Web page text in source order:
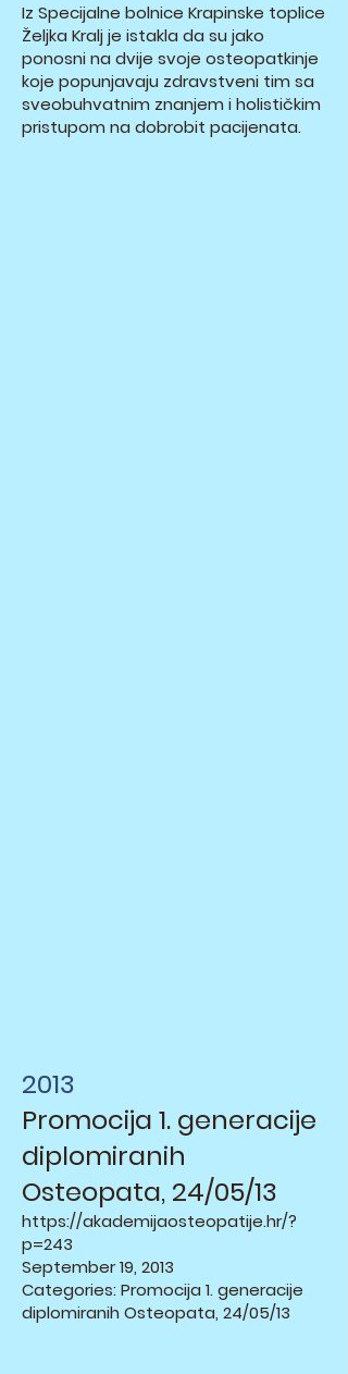
Iz Specijalne bolnice Krapinske toplice
Željka Kralj je istakla da su jako
ponosni na dvije svoje osteopatkinje
koje popunjavaju zdravstveni tim sa
sveobuhvatnim znanjem i holističkim
pristupom na dobrobit pacijenata.
2013
Promocija 1. generacije
diplomiranih
Osteopata, 24/05/13
https://akademijaosteopatije.hr/?
p=243
September 19, 2013
Categories: Promocija 1. generacije
diplomiranih Osteopata, 24/05/13